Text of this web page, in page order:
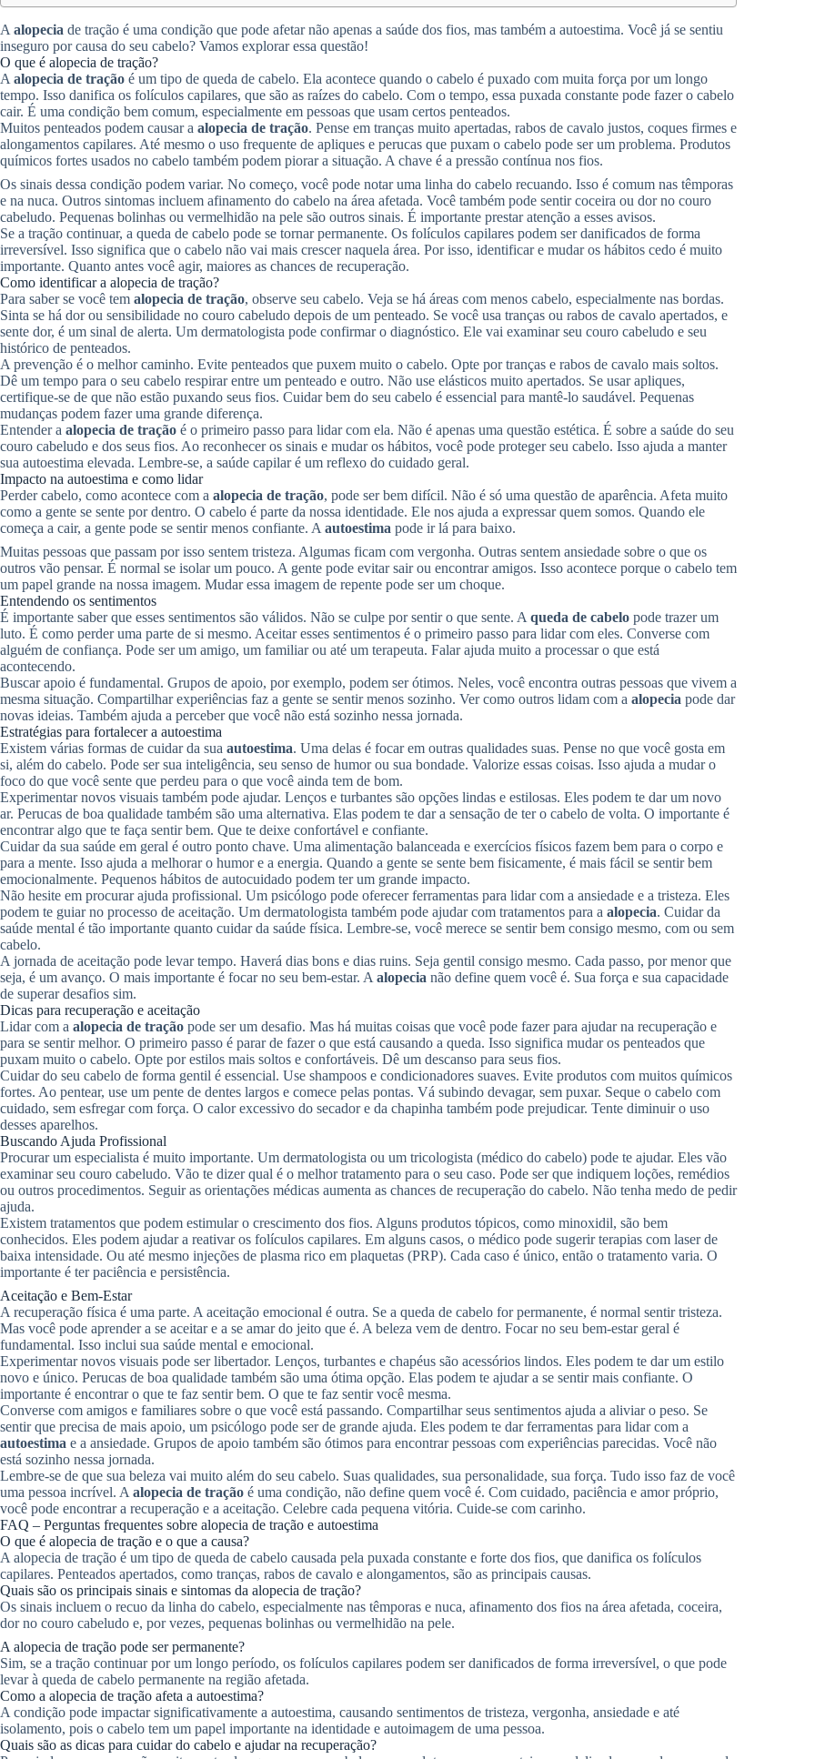
Aalopecia de tração é uma condição que pode afetar não apenas a saúde dos fios, mas também a autoestima. Você já se sentiu
inseguro por causa do seu cabelo? Vamos explorar essa questão!
O que é alopecia de tração?
Aalopecia de tração é um tipo de queda de cabelo. Ela acontece quando o cabelo é puxado com muita força por um longo
tempo. Isso danifica os folículos capilares, que são as raízes do cabelo. Com o tempo, essa puxada constante pode fazer o cabelo
cair. É uma condição bem comum, especialmente em pessoas que usam certos penteados.
Muitos penteados podem causar a alopecia de tração. Pense em tranças muito apertadas, rabos de cavalo justos, coques firmes e
alongamentos capilares. Até mesmo o uso frequente de apliques e perucas que puxam o cabelo pode ser um problema. Produtos
químicos fortes usados no cabelo também podem piorar a situação. A chave é a pressão contínua nos fios.
Os sinais dessa condição podem variar. No começo, você pode notar uma linha do cabelo recuando. Isso é comum nas têmporas
e na nuca. Outros sintomas incluem afinamento do cabelo na área afetada. Você também pode sentir coceira ou dor no couro
cabeludo. Pequenas bolinhas ou vermelhidão na pele são outros sinais. É importante prestar atenção a esses avisos.
Se a tração continuar, a queda de cabelo pode se tornar permanente. Os folículos capilares podem ser danificados de forma
irreversível. Isso significa que o cabelo não vai mais crescer naquela área. Por isso, identificar e mudar os hábitos cedo é muito
importante. Quanto antes você agir, maiores as chances de recuperação.
Como identificar a alopecia de tração?
Para saber se você tem alopecia de tração, observe seu cabelo. Veja se há áreas com menos cabelo, especialmente nas bordas.
Sinta se há dor ou sensibilidade no couro cabeludo depois de um penteado. Se você usa tranças ou rabos de cavalo apertados, e
sente dor, é um sinal de alerta. Um dermatologista pode confirmar o diagnóstico. Ele vai examinar seu couro cabeludo e seu
histórico de penteados.
A prevenção é o melhor caminho. Evite penteados que puxem muito o cabelo. Opte por tranças e rabos de cavalo mais soltos.
Dê um tempo para o seu cabelo respirar entre um penteado e outro. Não use elásticos muito apertados. Se usar apliques,
certifique-se de que não estão puxando seus fios. Cuidar bem do seu cabelo é essencial para mantê-lo saudável. Pequenas
mudanças podem fazer uma grande diferença.
Entender a alopecia de tração é o primeiro passo para lidar com ela. Não é apenas uma questão estética. É sobre a saúde do seu
couro cabeludo e dos seus fios. Ao reconhecer os sinais e mudar os hábitos, você pode proteger seu cabelo. Isso ajuda a manter
sua autoestima elevada. Lembre-se, a saúde capilar é um reflexo do cuidado geral.
Impacto na autoestima e como lidar
Perder cabelo, como acontece com a alopecia de tração, pode ser bem difícil. Não é só uma questão de aparência. Afeta muito
como a gente se sente por dentro. O cabelo é parte da nossa identidade. Ele nos ajuda a expressar quem somos. Quando ele
começa a cair, a gente pode se sentir menos confiante. Aautoestima pode ir lá para baixo.
Muitas pessoas que passam por isso sentem tristeza. Algumas ficam com vergonha. Outras sentem ansiedade sobre o que os
outros vão pensar. É normal se isolar um pouco. A gente pode evitar sair ou encontrar amigos. Isso acontece porque o cabelo tem
um papel grande na nossa imagem. Mudar essa imagem de repente pode ser um choque.
Entendendo os sentimentos
É importante saber que esses sentimentos são válidos. Não se culpe por sentir o que sente. Aqueda de cabelo pode trazer um
luto. É como perder uma parte de si mesmo. Aceitar esses sentimentos é o primeiro passo para lidar com eles. Converse com
alguém de confiança. Pode ser um amigo, um familiar ou até um terapeuta. Falar ajuda muito a processar o que está
acontecendo.
Buscar apoio é fundamental. Grupos de apoio, por exemplo, podem ser ótimos. Neles, você encontra outras pessoas que vivem a
mesma situação. Compartilhar experiências faz a gente se sentir menos sozinho. Ver como outros lidam com a alopecia pode dar
novas ideias. Também ajuda a perceber que você não está sozinho nessa jornada.
Estratégias para fortalecer a autoestima
Existem várias formas de cuidar da sua autoestima. Uma delas é focar em outras qualidades suas. Pense no que você gosta em
si, além do cabelo. Pode ser sua inteligência, seu senso de humor ou sua bondade. Valorize essas coisas. Isso ajuda a mudar o
foco do que você sente que perdeu para o que você ainda tem de bom.
Experimentar novos visuais também pode ajudar. Lenços e turbantes são opções lindas e estilosas. Eles podem te dar um novo
ar. Perucas de boa qualidade também são uma alternativa. Elas podem te dar a sensação de ter o cabelo de volta. O importante é
encontrar algo que te faça sentir bem. Que te deixe confortável e confiante.
Cuidar da sua saúde em geral é outro ponto chave. Uma alimentação balanceada e exercícios físicos fazem bem para o corpo e
para a mente. Isso ajuda a melhorar o humor e a energia. Quando a gente se sente bem fisicamente, é mais fácil se sentir bem
emocionalmente. Pequenos hábitos de autocuidado podem ter um grande impacto.
Não hesite em procurar ajuda profissional. Um psicólogo pode oferecer ferramentas para lidar com a ansiedade e a tristeza. Eles
podem te guiar no processo de aceitação. Um dermatologista também pode ajudar com tratamentos para a alopecia. Cuidar da
saúde mental é tão importante quanto cuidar da saúde física. Lembre-se, você merece se sentir bem consigo mesmo, com ou sem
cabelo.
A jornada de aceitação pode levar tempo. Haverá dias bons e dias ruins. Seja gentil consigo mesmo. Cada passo, por menor que
seja, é um avanço. O mais importante é focar no seu bem-estar. Aalopecia não define quem você é. Sua força e sua capacidade
de superar desafios sim.
Dicas para recuperação e aceitação
Lidar com a alopecia de tração pode ser um desafio. Mas há muitas coisas que você pode fazer para ajudar na recuperação e
para se sentir melhor. O primeiro passo é parar de fazer o que está causando a queda. Isso significa mudar os penteados que
puxam muito o cabelo. Opte por estilos mais soltos e confortáveis. Dê um descanso para seus fios.
Cuidar do seu cabelo de forma gentil é essencial. Use shampoos e condicionadores suaves. Evite produtos com muitos químicos
fortes. Ao pentear, use um pente de dentes largos e comece pelas pontas. Vá subindo devagar, sem puxar. Seque o cabelo com
cuidado, sem esfregar com força. O calor excessivo do secador e da chapinha também pode prejudicar. Tente diminuir o uso
desses aparelhos.
Buscando Ajuda Profissional
Procurar um especialista é muito importante. Um dermatologista ou um tricologista (médico do cabelo) pode te ajudar. Eles vão
examinar seu couro cabeludo. Vão te dizer qual é o melhor tratamento para o seu caso. Pode ser que indiquem loções, remédios
ou outros procedimentos. Seguir as orientações médicas aumenta as chances de recuperação do cabelo. Não tenha medo de pedir
ajuda.
Existem tratamentos que podem estimular o crescimento dos fios. Alguns produtos tópicos, como minoxidil, são bem
conhecidos. Eles podem ajudar a reativar os folículos capilares. Em alguns casos, o médico pode sugerir terapias com laser de
baixa intensidade. Ou até mesmo injeções de plasma rico em plaquetas (PRP). Cada caso é único, então o tratamento varia. O
importante é ter paciência e persistência.
Aceitação e Bem-Estar
A recuperação física é uma parte. A aceitação emocional é outra. Se a queda de cabelo for permanente, é normal sentir tristeza.
Mas você pode aprender a se aceitar e a se amar do jeito que é. A beleza vem de dentro. Focar no seu bem-estar geral é
fundamental. Isso inclui sua saúde mental e emocional.
Experimentar novos visuais pode ser libertador. Lenços, turbantes e chapéus são acessórios lindos. Eles podem te dar um estilo
novo e único. Perucas de boa qualidade também são uma ótima opção. Elas podem te ajudar a se sentir mais confiante. O
importante é encontrar o que te faz sentir bem. O que te faz sentir você mesma.
Converse com amigos e familiares sobre o que você está passando. Compartilhar seus sentimentos ajuda a aliviar o peso. Se
sentir que precisa de mais apoio, um psicólogo pode ser de grande ajuda. Eles podem te dar ferramentas para lidar com a
autoestima e a ansiedade. Grupos de apoio também são ótimos para encontrar pessoas com experiências parecidas. Você não
está sozinho nessa jornada.
Lembre-se de que sua beleza vai muito além do seu cabelo. Suas qualidades, sua personalidade, sua força. Tudo isso faz de você
uma pessoa incrível. Aalopecia de tração é uma condição, não define quem você é. Com cuidado, paciência e amor próprio,
você pode encontrar a recuperação e a aceitação. Celebre cada pequena vitória. Cuide-se com carinho.
FAQ – Perguntas frequentes sobre alopecia de tração e autoestima
O que é alopecia de tração e o que a causa?
A alopecia de tração é um tipo de queda de cabelo causada pela puxada constante e forte dos fios, que danifica os folículos
capilares. Penteados apertados, como tranças, rabos de cavalo e alongamentos, são as principais causas.
Quais são os principais sinais e sintomas da alopecia de tração?
Os sinais incluem o recuo da linha do cabelo, especialmente nas têmporas e nuca, afinamento dos fios na área afetada, coceira,
dor no couro cabeludo e, por vezes, pequenas bolinhas ou vermelhidão na pele.
A alopecia de tração pode ser permanente?
Sim, se a tração continuar por um longo período, os folículos capilares podem ser danificados de forma irreversível, o que pode
levar à queda de cabelo permanente na região afetada.
Como a alopecia de tração afeta a autoestima?
A condição pode impactar significativamente a autoestima, causando sentimentos de tristeza, vergonha, ansiedade e até
isolamento, pois o cabelo tem um papel importante na identidade e autoimagem de uma pessoa.
Quais são as dicas para cuidar do cabelo e ajudar na recuperação?